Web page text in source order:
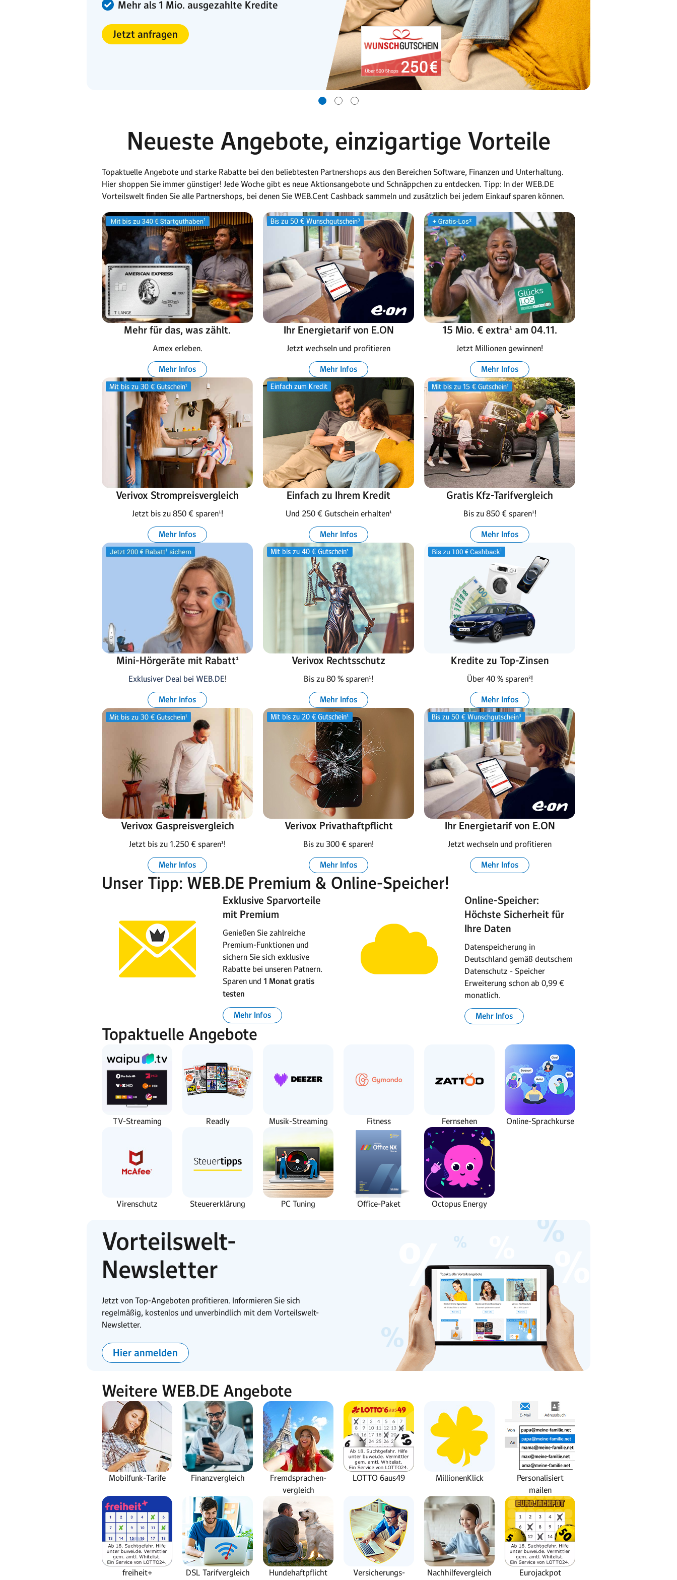
Mehr als 1 Mio. ausgezahlte Kredite
Jetzt anfragen
Neueste Angebote, einzigartige Vorteile
Topaktuelle Angebote und starke Rabatte bei den beliebtesten Partnershops aus den Bereichen Software, Finanzen und Unterhaltung.
Hier shoppen Sie immer günstiger! Jede Woche gibt es neue Aktionsangebote und Schnäppchen zu entdecken. Tipp: In der WEB.DE
Vorteilswelt finden Sie alle Partnershops, bei denen Sie WEB.Cent Cashback sammeln und zusätzlich bei jedem Einkauf sparen können.
Mehr für das, was zählt.
Amex erleben.
Mehr Infos
Ihr Energietarif von E.ON
Jetzt wechseln und profitieren
Mehr Infos
15 Mio. € extra¹ am 04.11.
Jetzt Millionen gewinnen!
Mehr Infos
Verivox Strompreisvergleich
Jetzt bis zu 850 € sparen¹!
Mehr Infos
Einfach zu Ihrem Kredit
Und 250 € Gutschein erhalten¹
Mehr Infos
Gratis Kfz-Tarifvergleich
Bis zu 850 € sparen¹!
Mehr Infos
Mini-Hörgeräte mit Rabatt¹
Exklusiver Deal bei WEB.DE!
Mehr Infos
Verivox Rechtsschutz
Bis zu 80 % sparen¹!
Mehr Infos
Kredite zu Top-Zinsen
Über 40 % sparen²!
Mehr Infos
Verivox Gaspreisvergleich
Jetzt bis zu 1.250 € sparen¹!
Mehr Infos
Verivox Privathaftpflicht
Bis zu 300 € sparen!
Mehr Infos
Ihr Energietarif von E.ON
Jetzt wechseln und profitieren
Mehr Infos
Unser Tipp: WEB.DE Premium & Online-Speicher!
Exklusive Sparvorteile
mit Premium
Genießen Sie zahlreiche
Premium-Funktionen und
sichern Sie sich exklusive
Rabatte bei unseren Patnern.
Sparen und 1 Monat gratis
testen
Mehr Infos
Online-Speicher:
Höchste Sicherheit für
Ihre Daten
Datenspeicherung in
Deutschland gemäß deutschem
Datenschutz - Speicher
Erweiterung schon ab 0,99 €
monatlich.
Mehr Infos
Topaktuelle Angebote
TV-Streaming Readly Musik-Streaming Fitness Fernsehen Online-Sprachkurse
Virenschutz Steuererklärung PC Tuning Office-Paket Octopus Energy
Vorteilswelt-
Newsletter
Jetzt von Top-Angeboten profitieren. Informieren Sie sich
regelmäßig, kostenlos und unverbindlich mit dem Vorteilswelt-
Newsletter.
Hier anmelden
Weitere WEB.DE Angebote
Mobilfunk-Tarife Finanzvergleich
Fremdsprachen-
vergleich
LOTTO 6aus49 MillionenKlick
Personalisiert
mailen
freiheit+ DSL Tarifvergleich Hundehaftpflicht
Versicherungs-
Nachhilfevergleich Eurojackpot